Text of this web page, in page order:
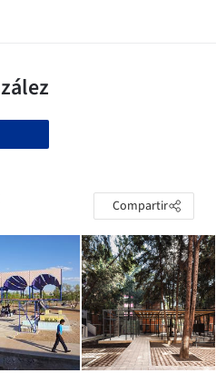
Compartir